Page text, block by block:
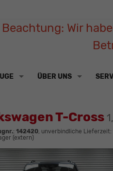
Wir
ÜBER UNS
T-Cross
: 142420, unverbindliche Lieferzeit:
(extern)